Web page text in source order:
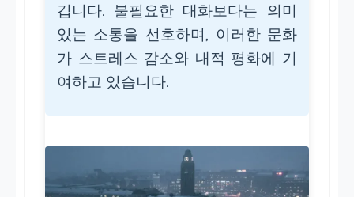
깁니다. 불필요한 대화보다는 의미
있는 소통을 선호하며, 이러한 문화
가 스트레스 감소와 내적 평화에 기
여하고 있습니다.